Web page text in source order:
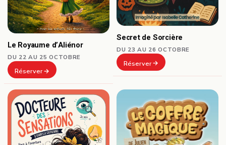
Le Royaume d’Aliénor
DU 22 AU 25 OCTOBRE
Réserver
Secret de Sorcière
DU 23 AU 26 OCTOBRE
Réserver